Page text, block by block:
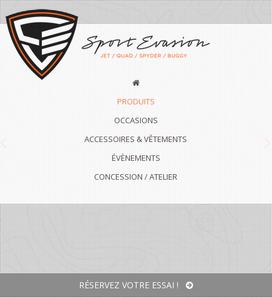
PRODUITS
OCCASIONS
ACCESSOIRES & VÊTEMENTS
ÉVÈNEMENTS
CONCESSION / ATELIER
Previous
RÉSERVEZ VOTRE ESSAI !